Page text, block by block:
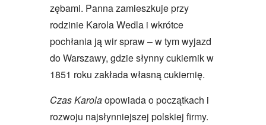
zębami. Panna zamieszkuje przy
rodzinie Karola Wedla i wkrótce
pochłania ją wir spraw – w tym wyjazd
do Warszawy, gdzie słynny cukiernik w
1851 roku zakłada własną cukiernię.
Czas Karolaopowiada o początkach i
rozwoju najsłynniejszej polskiej firmy.